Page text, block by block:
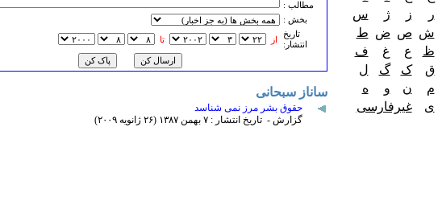
مطالب :
بخش :
تاريخ
انتشار:
از تا
ساناز سبحانی
حقوق بشر مرز نمی شناسد
گزارش - تاریخ انتشار : ۷ بهمن ۱٣٨۷ (۲۶ ژانويه ۲۰۰۹)
ر
ز ژ
س
ش ص ض ط
ظ
ع غ
ف
ق
ک گ
ل
م
ن و
ه
ی
غیرفارسی